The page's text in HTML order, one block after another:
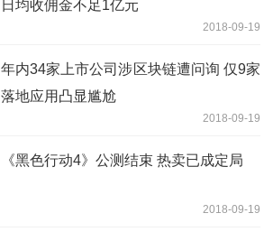
日均收佣金不足1亿元
2018-09-19
年内34家上市公司涉区块链遭问询 仅9家
落地应用凸显尴尬
2018-09-19
《黑色行动4》公测结束 热卖已成定局
2018-09-19